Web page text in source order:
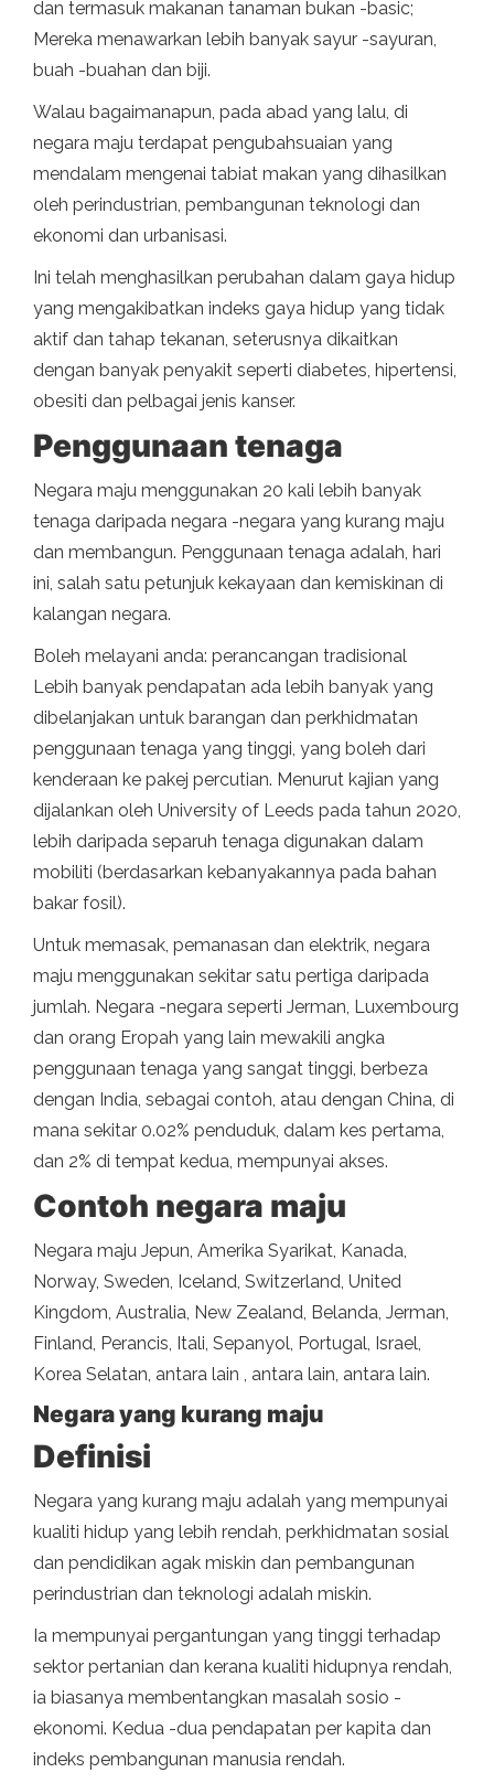
dan termasuk makanan tanaman bukan -basic;
Mereka menawarkan lebih banyak sayur -sayuran,
buah -buahan dan biji.
Walau bagaimanapun, pada abad yang lalu, di
negara maju terdapat pengubahsuaian yang
mendalam mengenai tabiat makan yang dihasilkan
oleh perindustrian, pembangunan teknologi dan
ekonomi dan urbanisasi.
Ini telah menghasilkan perubahan dalam gaya hidup
yang mengakibatkan indeks gaya hidup yang tidak
aktif dan tahap tekanan, seterusnya dikaitkan
dengan banyak penyakit seperti diabetes, hipertensi,
obesiti dan pelbagai jenis kanser.
Penggunaan tenaga
Negara maju menggunakan 20 kali lebih banyak
tenaga daripada negara -negara yang kurang maju
dan membangun. Penggunaan tenaga adalah, hari
ini, salah satu petunjuk kekayaan dan kemiskinan di
kalangan negara.
Boleh melayani anda: perancangan tradisional
Lebih banyak pendapatan ada lebih banyak yang
dibelanjakan untuk barangan dan perkhidmatan
penggunaan tenaga yang tinggi, yang boleh dari
kenderaan ke pakej percutian. Menurut kajian yang
dijalankan oleh University of Leeds pada tahun 2020,
lebih daripada separuh tenaga digunakan dalam
mobiliti (berdasarkan kebanyakannya pada bahan
bakar fosil).
Untuk memasak, pemanasan dan elektrik, negara
maju menggunakan sekitar satu pertiga daripada
jumlah. Negara -negara seperti Jerman, Luxembourg
dan orang Eropah yang lain mewakili angka
penggunaan tenaga yang sangat tinggi, berbeza
dengan India, sebagai contoh, atau dengan China, di
mana sekitar 0.02% penduduk, dalam kes pertama,
dan 2% di tempat kedua, mempunyai akses.
Contoh negara maju
Negara maju Jepun, Amerika Syarikat, Kanada,
Norway, Sweden, Iceland, Switzerland, United
Kingdom, Australia, New Zealand, Belanda, Jerman,
Finland, Perancis, Itali, Sepanyol, Portugal, Israel,
Korea Selatan, antara lain , antara lain, antara lain.
Negara yang kurang maju
Definisi
Negara yang kurang maju adalah yang mempunyai
kualiti hidup yang lebih rendah, perkhidmatan sosial
dan pendidikan agak miskin dan pembangunan
perindustrian dan teknologi adalah miskin.
Ia mempunyai pergantungan yang tinggi terhadap
sektor pertanian dan kerana kualiti hidupnya rendah,
ia biasanya membentangkan masalah sosio -
ekonomi. Kedua -dua pendapatan per kapita dan
indeks pembangunan manusia rendah.